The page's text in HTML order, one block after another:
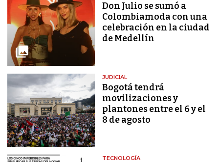
Don Julio se sumó a
Colombiamoda con una
celebración en la ciudad
de Medellín
JUDICIAL
Bogotá tendrá
movilizaciones y
plantones entre el 6 y el
8 de agosto
TECNOLOGÍA